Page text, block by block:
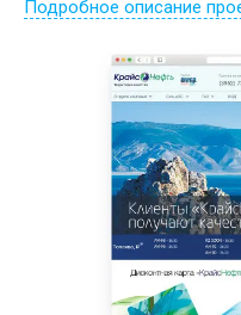
Подробное описание